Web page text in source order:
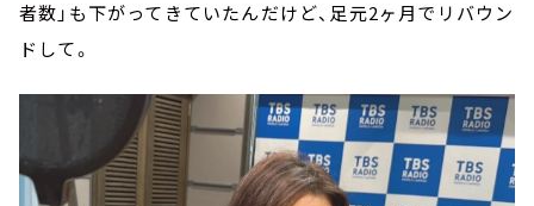
者数」も下がってきていたんだけど、足元2ヶ月でリバウン
ドして。